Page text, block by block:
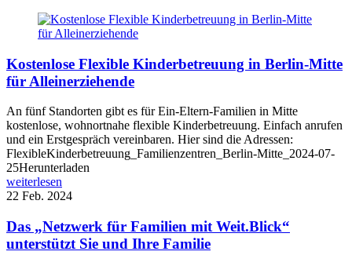
Kostenlose Flexible Kinderbetreuung in Berlin-Mitte
für Alleinerziehende
An fünf Standorten gibt es für Ein-Eltern-Familien in Mitte
kostenlose, wohnortnahe flexible Kinderbetreuung. Einfach anrufen
und ein Erstgespräch vereinbaren. Hier sind die Adressen:
FlexibleKinderbetreuung_Familienzentren_Berlin-Mitte_2024-07-
25Herunterladen
weiterlesen
22 Feb. 2024
Das „Netzwerk für Familien mit Weit.Blick“
unterstützt Sie und Ihre Familie